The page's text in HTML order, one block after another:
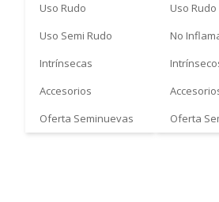
Uso Rudo
Uso Semi Rudo
Intrínsecas
Accesorios
Oferta Seminuevas
Uso Rudo
No
Oferta